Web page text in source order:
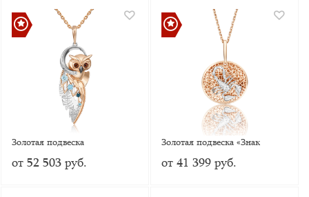
Золотая подвеска
«Загадочность» с топазами,
от 52 503 руб.
Золотая подвеска «Знак
зодиака Скорпион»
от 41 399 руб.